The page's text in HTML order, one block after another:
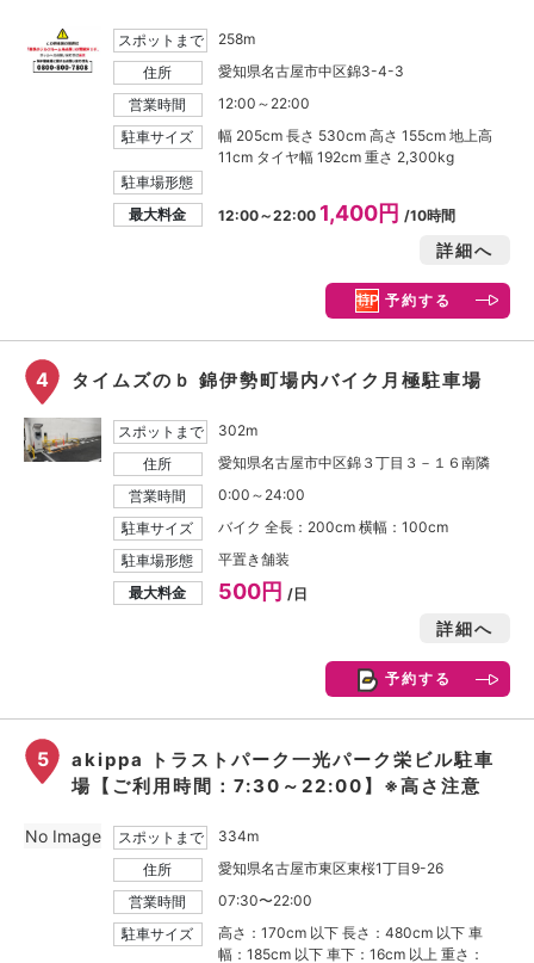
スポットまで
258m
住所
愛知県名古屋市中区錦3-4-3
営業時間
12:00～22:00
駐車サイズ
幅 205cm 長さ 530cm 高さ 155cm 地上高
11cm タイヤ幅 192cm 重さ 2,300kg
駐車場形態
最大料金
12:00～22:00 1,400円 /10時間
詳細へ
予約する
4 タイムズのｂ 錦伊勢町場内バイク月極駐車場
スポットまで
302m
住所
愛知県名古屋市中区錦３丁目３－１６南隣
営業時間
0:00～24:00
駐車サイズ
バイク 全長：200cm 横幅：100cm
駐車場形態
平置き舗装
最大料金
500円/日
詳細へ
予約する
5
akippa トラストパーク一光パーク栄ビル駐車
場【ご利用時間：7:30～22:00】※高さ注意
スポットまで
334m
住所
愛知県名古屋市東区東桜1丁目9-26
営業時間
07:30〜22:00
駐車サイズ
高さ：170cm 以下 長さ：480cm 以下 車
幅：185cm 以下 車下：16cm 以上 重さ：
No Image